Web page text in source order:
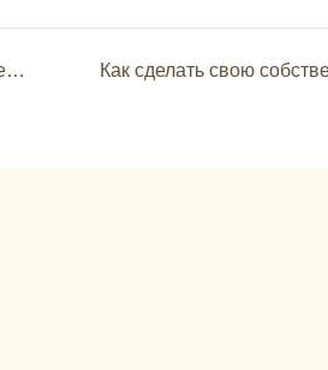
Мягкие плюшевые лисички, изготовленные на заказ: очаровательные компаньоны для всех возрастов.